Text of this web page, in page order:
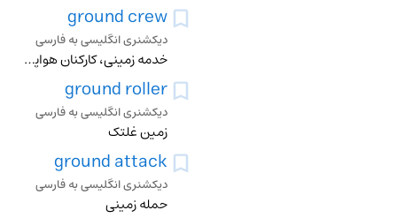
ground crew
دیکشنری انگلیسی به فارسی
خدمه زمینی، کارکنان هواپیما، متخصصین فنی ومکانیک های هواپیما
ground roller
دیکشنری انگلیسی به فارسی
زمین غلتک
ground attack
دیکشنری انگلیسی به فارسی
حمله زمینی